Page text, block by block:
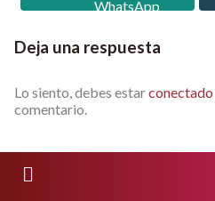
Deja una respuesta
Lo siento, debes estarconectado
comentario.